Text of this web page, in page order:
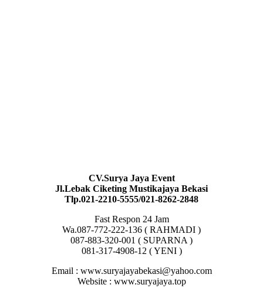
CV.Surya Jaya Event
Jl.Lebak Ciketing Mustikajaya Bekasi
Tlp.021-2210-5555/021-8262-2848
Fast Respon 24 Jam
Wa.087-772-222-136 ( RAHMADI )
087-883-320-001 ( SUPARNA )
081-317-4908-12 ( YENI )
Email : www.suryajayabekasi@yahoo.com
Website : www.suryajaya.top